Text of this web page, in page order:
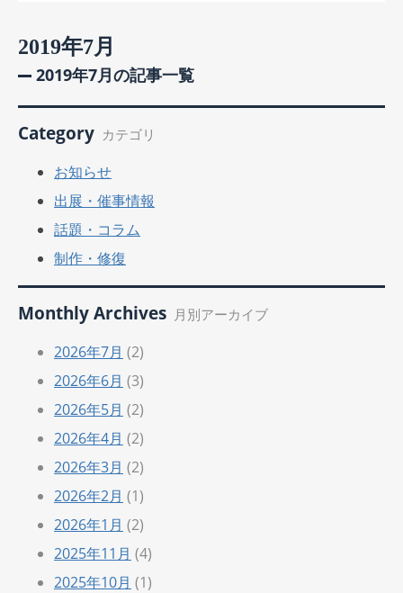
2019年7月
2019年7月の記事一覧
Category カテゴリ
お知らせ
出展・催事情報
話題・コラム
制作・修復
Monthly Archives 月別アーカイブ
2026年7月 (2)
2026年6月 (3)
2026年5月 (2)
2026年4月 (2)
2026年3月 (2)
2026年2月 (1)
2026年1月 (2)
2025年11月 (4)
2025年10月 (1)